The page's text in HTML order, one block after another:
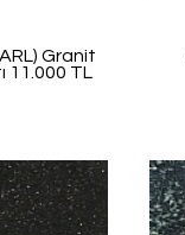
Granit
11.000 TL